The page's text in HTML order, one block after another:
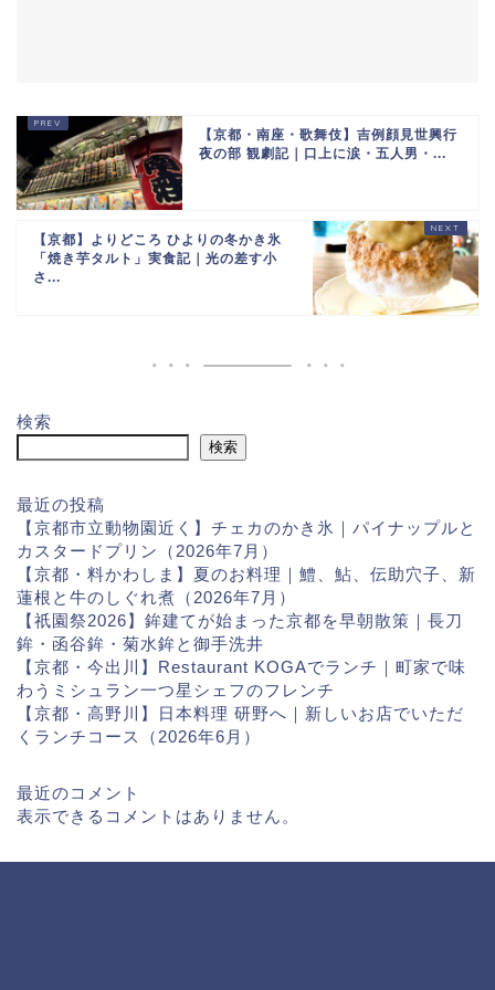
【京都・南座・歌舞伎】吉例顔見世興行
夜の部 観劇記｜口上に涙・五人男・...
【京都】よりどころ ひよりの冬かき氷
「焼き芋タルト」実食記｜光の差す小
さ...
検索
検索
最近の投稿
【京都市立動物園近く】チェカのかき氷｜パイナップルと
カスタードプリン（2026年7月）
【京都・料かわしま】夏のお料理｜鱧、鮎、伝助穴子、新
蓮根と牛のしぐれ煮（2026年7月）
【祇園祭2026】鉾建てが始まった京都を早朝散策｜長刀
鉾・函谷鉾・菊水鉾と御手洗井
【京都・今出川】Restaurant KOGAでランチ｜町家で味
わうミシュラン一つ星シェフのフレンチ
【京都・高野川】日本料理 研野へ｜新しいお店でいただ
くランチコース（2026年6月）
最近のコメント
表示できるコメントはありません。